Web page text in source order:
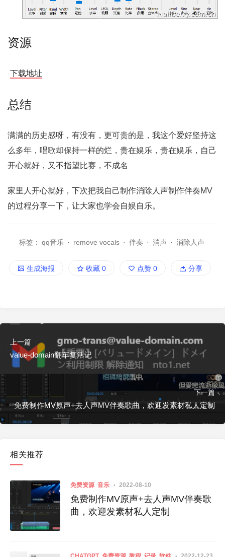
资源
下载地址
总结
满满的历史感呀，有没有，更可贵的是，我这个爱好坚持这
么多年，唱歌却保持一样的烂，贵在娱乐，贵在娱乐，自己
开心就好，又不指望比赛，不成名
家里人开心就好，下次把我自己制作消除人声制作伴奏MV
的过程分享一下，让大家也学会自娱自乐。
标签： qq音乐 · remove vocals · 伴奏 · 消声 · 消除人声
生成海报 收藏 0 点赞 0 分享
上一篇
value-domain翻车复活记
下一篇
免费制作MV原声+去人声MV伴奏歌曲，欢迎发素材私人定制
相关推荐
免费资源 音乐 2022-08-10
免费制作MV原声+去人声MV伴奏歌
曲，欢迎发素材私人定制